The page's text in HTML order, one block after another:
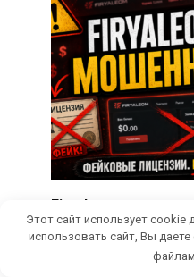
Firyaleom — отзывы
мошенничества
Firyaleom – брокер-
Этот сайт использует
использовать сайт, Вы даете